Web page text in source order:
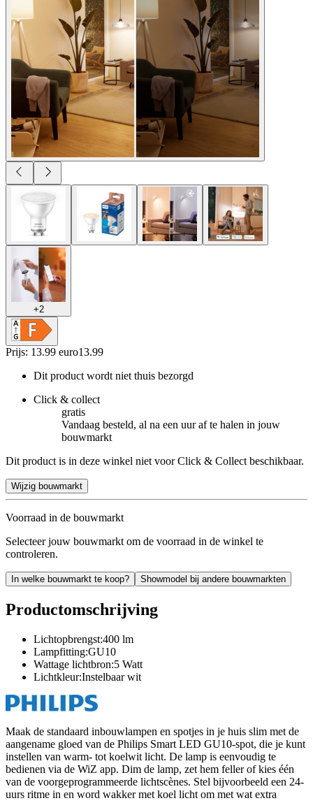
+2
Prijs: 13.99 euro13.99
Dit product wordt niet thuis bezorgd
Click & collect
gratis
Vandaag besteld, al na een uur af te halen in jouw
bouwmarkt
Dit product is in deze winkel niet voor Click & Collect beschikbaar.
Wijzig bouwmarkt
Voorraad in de bouwmarkt
Selecteer jouw bouwmarkt om de voorraad in de winkel te
controleren.
In welke bouwmarkt te koop? Showmodel bij andere bouwmarkten
Productomschrijving
Lichtopbrengst:400 lm
Lampfitting:GU10
Wattage lichtbron:5 Watt
Lichtkleur:Instelbaar wit
Maak de standaard inbouwlampen en spotjes in je huis slim met de
aangename gloed van de Philips Smart LED GU10-spot, die je kunt
instellen van warm- tot koelwit licht. De lamp is eenvoudig te
bedienen via de WiZ app. Dim de lamp, zet hem feller of kies één
van de voorgeprogrammeerde lichtscènes. Stel bijvoorbeeld een 24-
uurs ritme in en word wakker met koel licht om met wat extra